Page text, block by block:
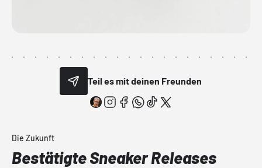
Teil es mit deinen Freunden
Die Zukunft
Bestätigte Sneaker Releases